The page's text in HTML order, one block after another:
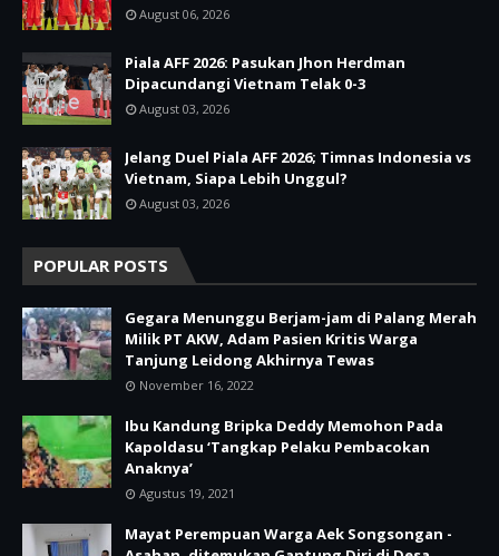
August 06, 2026
Piala AFF 2026: Pasukan Jhon Herdman
Dipacundangi Vietnam Telak 0-3
August 03, 2026
Jelang Duel Piala AFF 2026; Timnas Indonesia vs
Vietnam, Siapa Lebih Unggul?
August 03, 2026
POPULAR POSTS
Gegara Menunggu Berjam-jam di Palang Merah
Milik PT AKW, Adam Pasien Kritis Warga
Tanjung Leidong Akhirnya Tewas
November 16, 2022
Ibu Kandung Bripka Deddy Memohon Pada
Kapoldasu ‘Tangkap Pelaku Pembacokan
Anaknya’
Agustus 19, 2021
Mayat Perempuan Warga Aek Songsongan -